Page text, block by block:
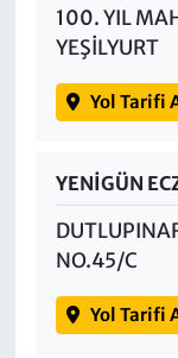
100. YIL
YEŞİLYURT
Yol Tarifi
YENİGÜN
NO.45/C
Yol Tarifi